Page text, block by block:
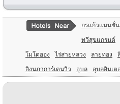
กรแก้วแมนชั่น
ทวีสุขแกรนด์
โมโดออง ไร่สายหลวง ลายทอง
อิงนภาการ์เดนวิว อุบล อุบลอินเต